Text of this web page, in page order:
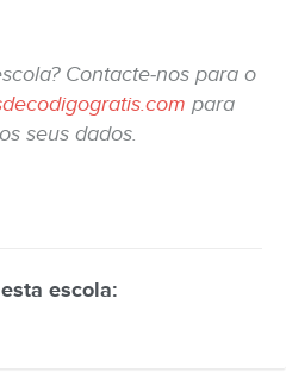
Contacte-nos para o
para
seus dados.
escola: